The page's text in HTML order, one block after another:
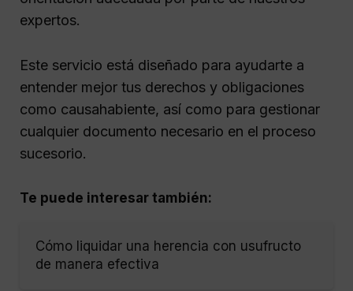
expertos.
Este servicio está diseñado para ayudarte a
entender mejor tus derechos y obligaciones
como causahabiente, así como para gestionar
cualquier documento necesario en el proceso
sucesorio.
Te puede interesar también:
Cómo liquidar una herencia con usufructo
de manera efectiva